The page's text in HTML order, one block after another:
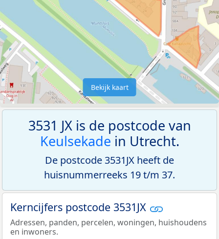
Bekijk kaart
3531 JX is de postcode van
Keulsekade in Utrecht.
De postcode 3531JX heeft de
huisnummerreeks 19 t/m 37.
Kerncijfers postcode 3531JX
Adressen, panden, percelen, woningen, huishoudens
en inwoners.